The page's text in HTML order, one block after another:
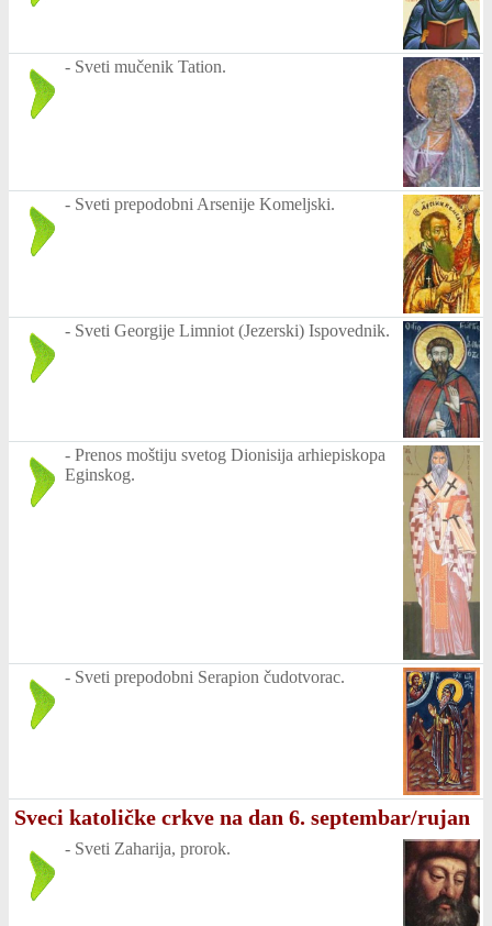
- Sveti mučenik Tation.
- Sveti prepodobni Arsenije Komeljski.
- Sveti Georgije Limniot (Jezerski) Ispovednik.
- Prenos moštiju svetog Dionisija arhiepiskopa
Eginskog.
- Sveti prepodobni Serapion čudotvorac.
Sveci katoličke crkve na dan 6. septembar/rujan
- Sveti Zaharija, prorok.